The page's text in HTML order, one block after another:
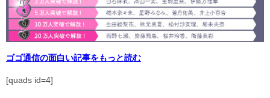
ゴゴ通信の面白い記事をもっと読む
[quads id=4]